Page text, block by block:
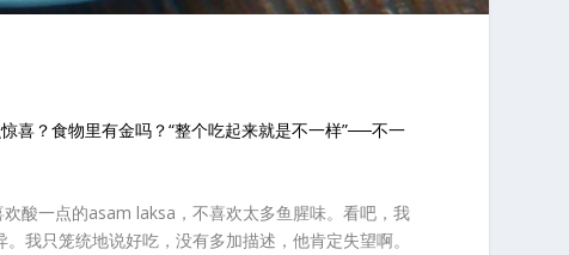
喜？食物里有金吗？“整个吃起来就是不一样”──不一
酸一点的asam laksa，不喜欢太多鱼腥味。看吧，我
我只笼统地说好吃，没有多加描述，他肯定失望啊。